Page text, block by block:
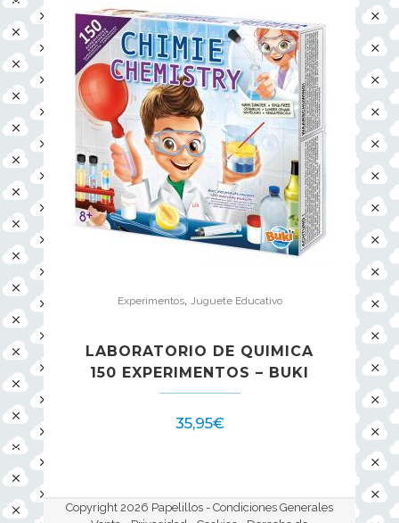
Experimentos, Juguete Educativo
LABORATORIO DE QUIMICA
150 EXPERIMENTOS – BUKI
35,95€
Copyright 2026 Papelillos - Condiciones Generales